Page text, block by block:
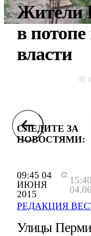
09:45 04
ИЮНЯ
2015
15:40
РЕДАКЦИЯ
Жители
в
власти
©
СЛЕДИТЕ ЗА
НОВОСТЯМИ:
Улицы Перми